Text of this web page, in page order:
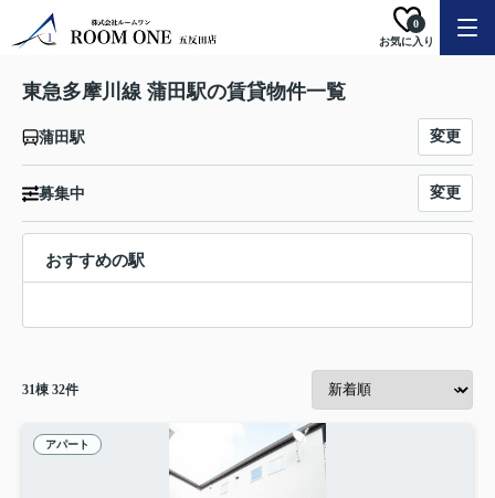
お気に入り
0
東急多摩川線 蒲田駅の賃貸物件一覧
蒲田駅 変更
募集中 変更
おすすめの駅
31棟 32件
アパート